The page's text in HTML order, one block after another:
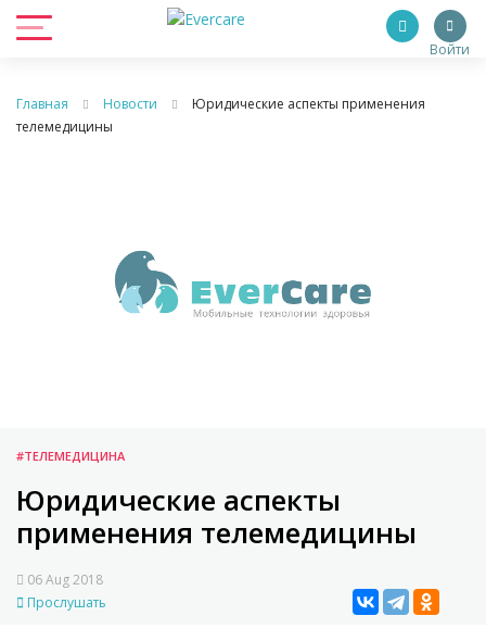
Войти
Главная Новости
Юридические аспекты применения
телемедицины
#ТЕЛЕМЕДИЦИНА
Юридические аспекты
применения телемедицины
06 Aug 2018
Прослушать